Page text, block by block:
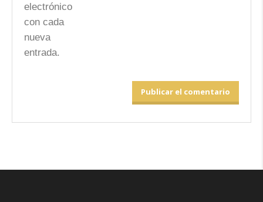
electrónico
con cada
nueva
entrada.